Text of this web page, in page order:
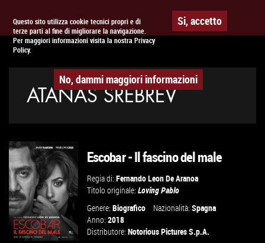
Questo sito utilizza cookie tecnici propri e di
terze parti al fine di migliorare la navigazione.
Per maggiori informazioni visita la nostra Privacy
Policy.
Si, accetto
No, dammi maggiori informazioni
APPUNTAMENTO AL CINEMA
ATANAS SREBREV
Escobar - Il fascino del male
Regia di:Fernando Leon De Aranoa
Titolo originale:Loving Pablo
Genere:Biografico Nazionalità:Spagna
Anno:2018
Distributore:Notorious Pictures S.p.A.